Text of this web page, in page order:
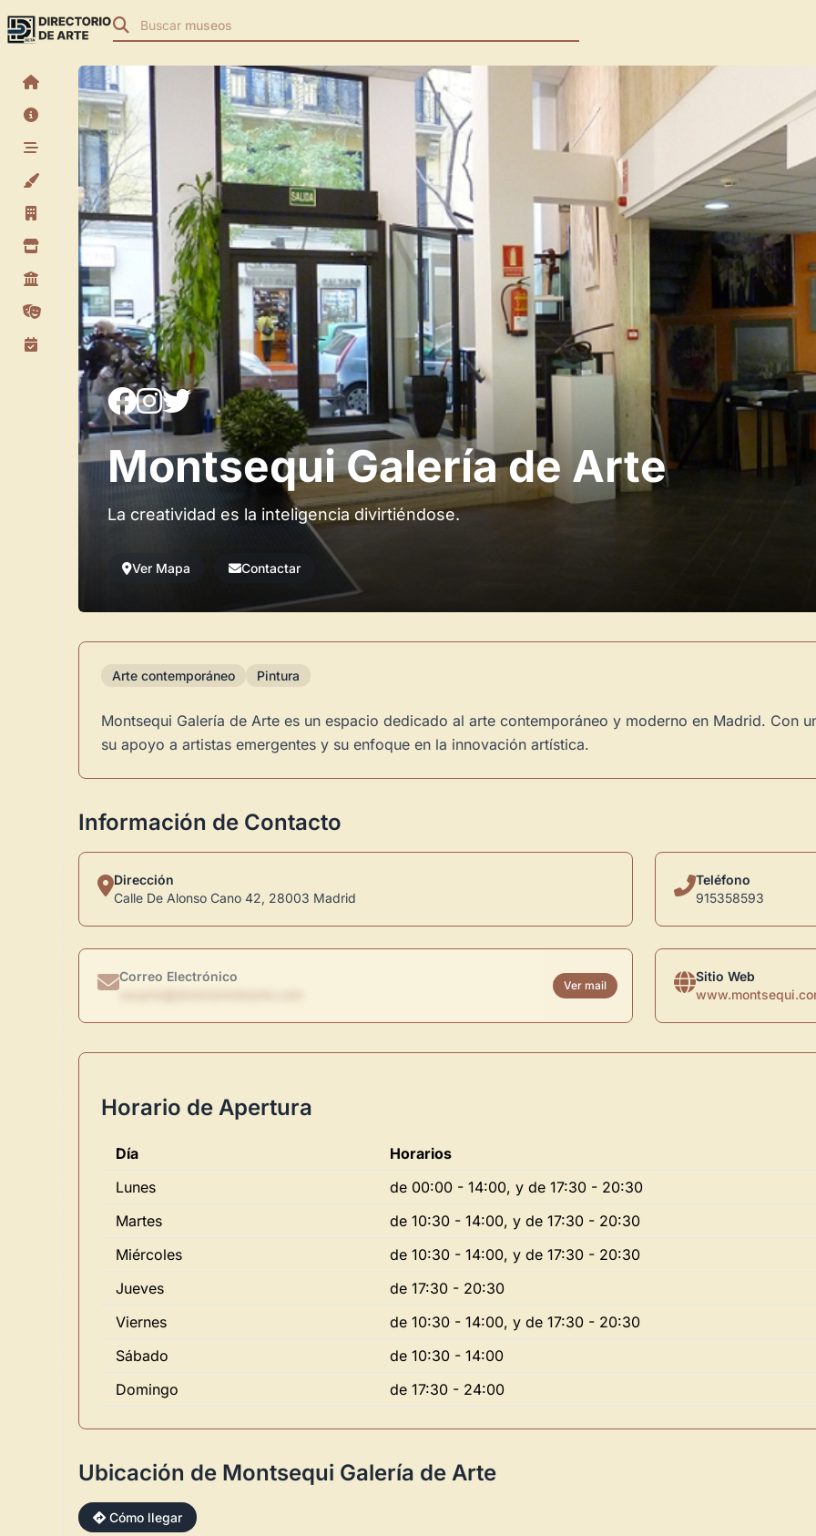
Buscar teatros
Montsequi Galería de Arte
La creatividad es la inteligencia divirtiéndose.
Ver Mapa Contactar
Arte contemporáneo Pintura
Montsequi Galería de Arte es un espacio dedicado al arte contemporáneo y moderno en Madrid. Con
su apoyo a artistas emergentes y su enfoque en la innovación artística.
Información de Contacto
Dirección
Calle De Alonso Cano 42, 28003 Madrid
Teléfono
915358593
Correo Electrónico
Ver mail
Sitio Web
Horario de Apertura
Día
Horarios
Lunes
de 00:00 - 14:00, y de 17:30 - 20:30
Martes
de 10:30 - 14:00, y de 17:30 - 20:30
Miércoles
de 10:30 - 14:00, y de 17:30 - 20:30
Jueves
de 17:30 - 20:30
Viernes
de 10:30 - 14:00, y de 17:30 - 20:30
Sábado
de 10:30 - 14:00
Domingo
de 17:30 - 24:00
Ubicación de Montsequi Galería de Arte
Cómo llegar
Novedad: Tu Panel
centro de control para gestionar
Publica y gestiona tus obras